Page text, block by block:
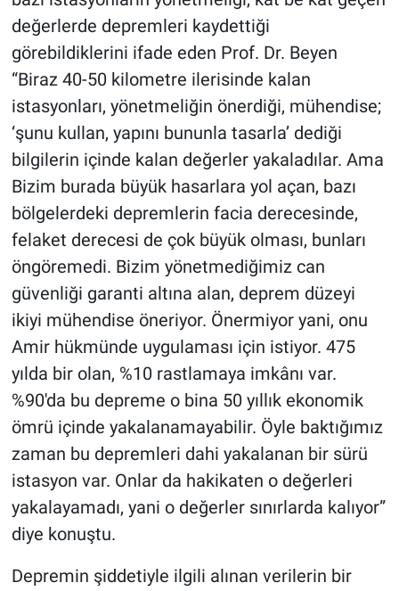
değerlerde depremleri kaydettiği
görebildiklerini ifade eden Prof. Dr. Beyen
“Biraz 40-50 kilometre ilerisinde kalan
istasyonları, yönetmeliğin önerdiği, mühendise;
‘şunu kullan, yapını bununla tasarla’ dediği
bilgilerin içinde kalan değerler yakaladılar. Ama
Bizim burada büyük hasarlara yol açan, bazı
bölgelerdeki depremlerin facia derecesinde,
felaket derecesi de çok büyük olması, bunları
öngöremedi. Bizim yönetmediğimiz can
güvenliği garanti altına alan, deprem düzeyi
ikiyi mühendise öneriyor. Önermiyor yani, onu
Amir hükmünde uygulaması için istiyor. 475
yılda bir olan, %10 rastlamaya imkânı var.
%90'da bu depreme o bina 50 yıllık ekonomik
ömrü içinde yakalanamayabilir. Öyle baktığımız
zaman bu depremleri dahi yakalanan bir sürü
istasyon var. Onlar da hakikaten o değerleri
yakalayamadı, yani o değerler sınırlarda kalıyor”
diye konuştu.
Depremin şiddetiyle ilgili alınan verilerin bir